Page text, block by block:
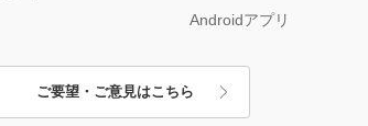
Androidアプリ
ご要望・ご意見はこちら